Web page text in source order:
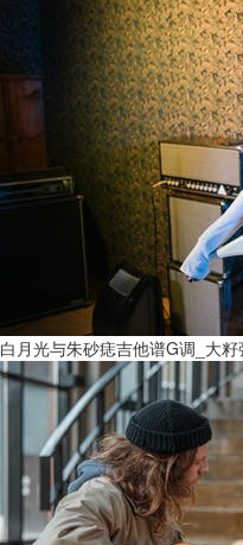
白月光与朱砂痣吉他谱G调_大